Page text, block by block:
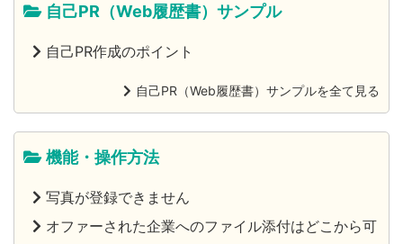
自己PR（Web履歴書）サンプル
自己PR作成のポイント
自己PR（Web履歴書）サンプルを全て見る
機能・操作方法
写真が登録できません
オファーされた企業へのファイル添付はどこから可